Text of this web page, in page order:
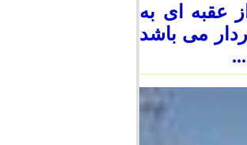
عقبه ای به
می باشد